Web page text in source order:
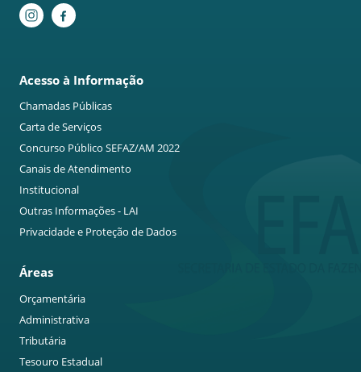
Acesso à Informação
Chamadas Públicas
Carta de Serviços
Concurso Público SEFAZ/AM 2022
Canais de Atendimento
Institucional
Outras Informações - LAI
Privacidade e Proteção de Dados
Áreas
Orçamentária
Administrativa
Tributária
Tesouro Estadual